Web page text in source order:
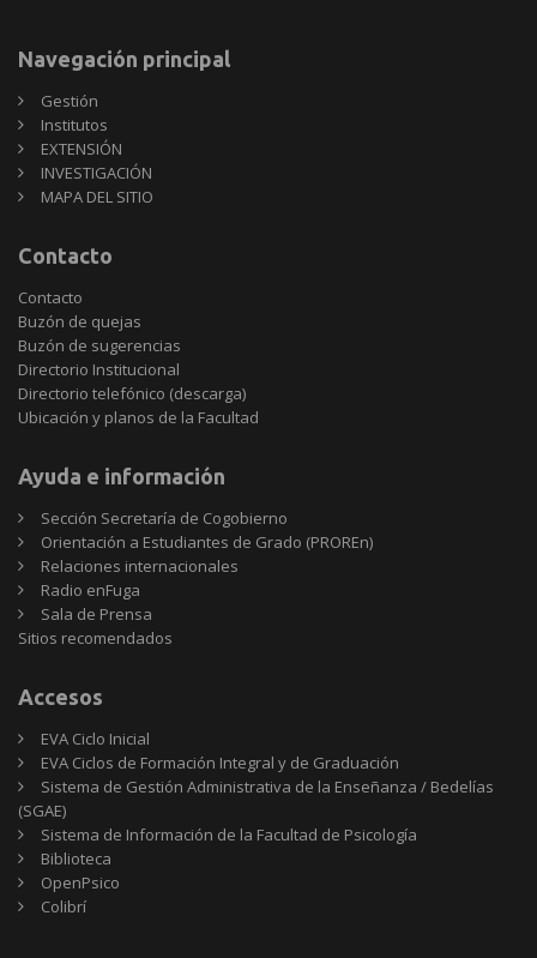
Navegación principal
Gestión
Institutos
EXTENSIÓN
INVESTIGACIÓN
MAPA DEL SITIO
Contacto
Contacto
Buzón de quejas
Buzón de sugerencias
Directorio Institucional
Directorio telefónico (descarga)
Ubicación y planos de la Facultad
Ayuda e información
Sección Secretaría de Cogobierno
Orientación a Estudiantes de Grado (PROREn)
Relaciones internacionales
Radio enFuga
Sala de Prensa
Sitios
Sitios recomendados
Accesos
EVA Ciclo Inicial
EVA Ciclos de Formación Integral y de Graduación
Sistema de Gestión Administrativa de la Enseñanza / Bedelías
(SGAE)
Sistema de Información de la Facultad de Psicología
Biblioteca
OpenPsico
Colibrí